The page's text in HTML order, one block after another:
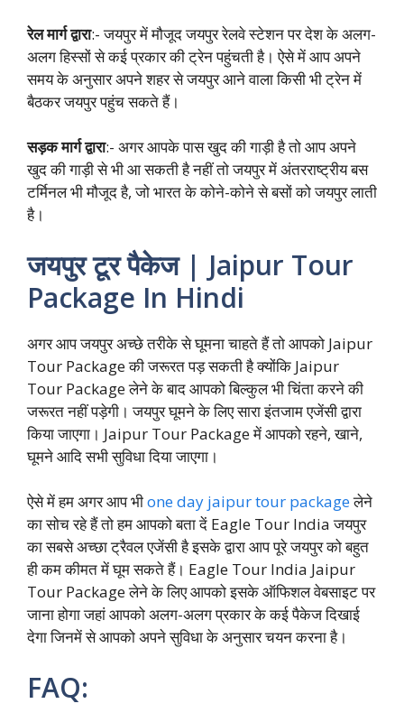
रेल मार्ग द्वारा:- जयपुर में मौजूद जयपुर रेलवे स्टेशन पर देश के अलग-
अलग हिस्सों से कई प्रकार की ट्रेन पहुंचती है। ऐसे में आप अपने
समय के अनुसार अपने शहर से जयपुर आने वाला किसी भी ट्रेन में
बैठकर जयपुर पहुंच सकते हैं।
सड़क मार्ग द्वारा:- अगर आपके पास खुद की गाड़ी है तो आप अपने
खुद की गाड़ी से भी आ सकती है नहीं तो जयपुर में अंतरराष्ट्रीय बस
टर्मिनल भी मौजूद है, जो भारत के कोने-कोने से बसों को जयपुर लाती
है।
जयपुर टूर पैकेज | Jaipur Tour
Package In Hindi
अगर आप जयपुर अच्छे तरीके से घूमना चाहते हैं तो आपको Jaipur
Tour Package की जरूरत पड़ सकती है क्योंकि Jaipur
Tour Package लेने के बाद आपको बिल्कुल भी चिंता करने की
जरूरत नहीं पड़ेगी। जयपुर घूमने के लिए सारा इंतजाम एजेंसी द्वारा
किया जाएगा। Jaipur Tour Package में आपको रहने, खाने,
घूमने आदि सभी सुविधा दिया जाएगा।
ऐसे में हम अगर आप भीone day jaipur tour packageलेने
का सोच रहे हैं तो हम आपको बता दें Eagle Tour India जयपुर
का सबसे अच्छा ट्रैवल एजेंसी है इसके द्वारा आप पूरे जयपुर को बहुत
ही कम कीमत में घूम सकते हैं। Eagle Tour India Jaipur
Tour Package लेने के लिए आपको इसके ऑफिशल वेबसाइट पर
जाना होगा जहां आपको अलग-अलग प्रकार के कई पैकेज दिखाई
देगा जिनमें से आपको अपने सुविधा के अनुसार चयन करना है।
FAQ: